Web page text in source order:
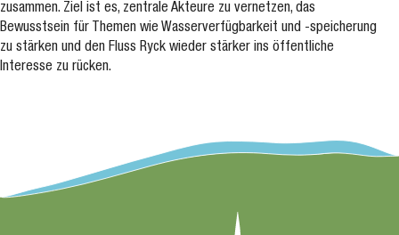
zusammen. Ziel ist es, zentrale Akteure zu vernetzen, das
Bewusstsein für Themen wie Wasserverfügbarkeit und -speicherung
zu stärken und den Fluss Ryck wieder stärker ins öffentliche
Interesse zu rücken.